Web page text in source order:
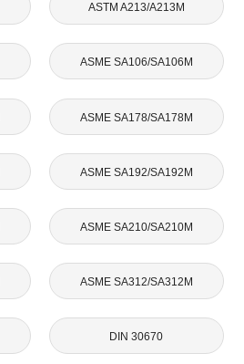
ASTM A213/A213M
ASME SA106/SA106M
ASME SA178/SA178M
ASME SA192/SA192M
ASME SA210/SA210M
ASME SA312/SA312M
DIN 30670